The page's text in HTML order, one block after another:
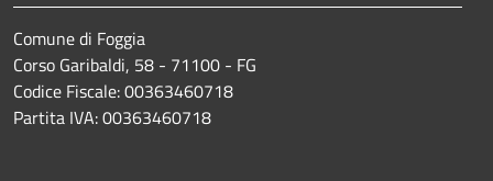
Comune di Foggia
Corso Garibaldi, 58 - 71100 - FG
Codice Fiscale: 00363460718
Partita IVA: 00363460718